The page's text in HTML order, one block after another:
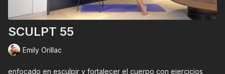
SCULPT 55
Emily Orillac
enfocado en esculpir y fortalecer el cuerpo con ejercicios